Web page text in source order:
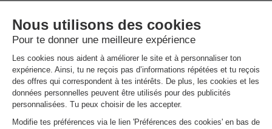
Avis sur VVF Villages - Les îles Anglo-
Normandes - Portbail★★★
Avis clients
8.3